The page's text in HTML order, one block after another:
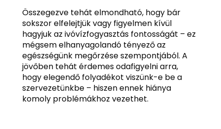
Összegezve tehát elmondható, hogy bár
sokszor elfelejtjük vagy figyelmen kívül
hagyjuk az ivóvízfogyasztás fontosságát – ez
mégsem elhanyagolandó tényező az
egészségünk megőrzése szempontjából. A
jövőben tehát érdemes odafigyelni arra,
hogy elegendő folyadékot viszünk-e be a
szervezetünkbe – hiszen ennek hiánya
komoly problémákhoz vezethet.